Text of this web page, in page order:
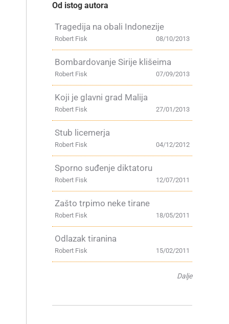
Od istog autora
Tragedija na obali Indonezije
08/10/2013
Robert Fisk
Bombardovanje Sirije klišeima
07/09/2013
Robert Fisk
Koji je glavni grad Malija
27/01/2013
Robert Fisk
Stub licemerja
04/12/2012
Robert Fisk
Sporno suđenje diktatoru
12/07/2011
Robert Fisk
Zašto trpimo neke tirane
18/05/2011
Robert Fisk
Odlazak tiranina
15/02/2011
Robert Fisk
Dalje